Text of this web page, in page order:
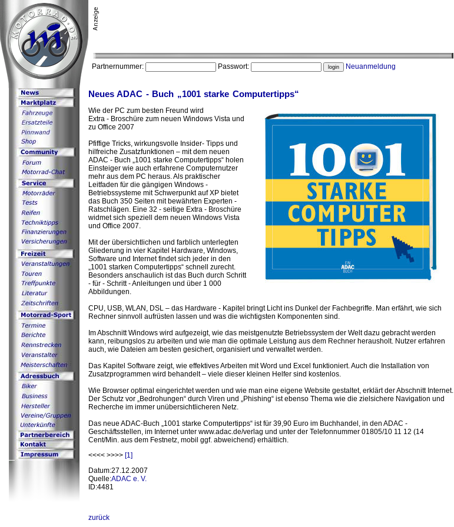
Partnernummer: Passwort: Neuanmeldung
Neues ADAC - Buch „1001 starke Computertipps“
Wie der PC zum besten Freund wird
Extra - Broschüre zum neuen Windows Vista und
zu Office 2007
Pfiffige Tricks, wirkungsvolle Insider- Tipps und
hilfreiche Zusatzfunktionen – mit dem neuen
ADAC - Buch „1001 starke Computertipps“ holen
Einsteiger wie auch erfahrene Computernutzer
mehr aus dem PC heraus. Als praktischer
Leitfaden für die gängigen Windows -
Betriebssysteme mit Schwerpunkt auf XP bietet
das Buch 350 Seiten mit bewährten Experten -
Ratschlägen. Eine 32 - seitige Extra - Broschüre
widmet sich speziell dem neuen Windows Vista
und Office 2007.
Mit der übersichtlichen und farblich unterlegten
Gliederung in vier Kapitel Hardware, Windows,
Software und Internet findet sich jeder in den
„1001 starken Computertipps“ schnell zurecht.
Besonders anschaulich ist das Buch durch Schritt
- für - Schritt - Anleitungen und über 1 000
Abbildungen.
CPU, USB, WLAN, DSL – das Hardware - Kapitel bringt Licht ins Dunkel der Fachbegriffe. Man erfährt, wie sich
Rechner sinnvoll aufrüsten lassen und was die wichtigsten Komponenten sind.
Im Abschnitt Windows wird aufgezeigt, wie das meistgenutzte Betriebssystem der Welt dazu gebracht werden
kann, reibungslos zu arbeiten und wie man die optimale Leistung aus dem Rechner herausholt. Nutzer erfahren
auch, wie Dateien am besten gesichert, organisiert und verwaltet werden.
Das Kapitel Software zeigt, wie effektives Arbeiten mit Word und Excel funktioniert. Auch die Installation von
Zusatzprogrammen wird behandelt – viele dieser kleinen Helfer sind kostenlos.
Wie Browser optimal eingerichtet werden und wie man eine eigene Website gestaltet, erklärt der Abschnitt Internet.
Der Schutz vor „Bedrohungen“ durch Viren und „Phishing“ ist ebenso Thema wie die zielsichere Navigation und
Recherche im immer unübersichtlicheren Netz.
Das neue ADAC-Buch „1001 starke Computertipps“ ist für 39,90 Euro im Buchhandel, in den ADAC -
Geschäftsstellen, im Internet unter www.adac.de/verlag und unter der Telefonnummer 01805/10 11 12 (14
Cent/Min. aus dem Festnetz, mobil ggf. abweichend) erhältlich.
<<<< >>>> [1]
Datum:27.12.2007
Quelle:ADAC e. V.
ID:4481
zurück